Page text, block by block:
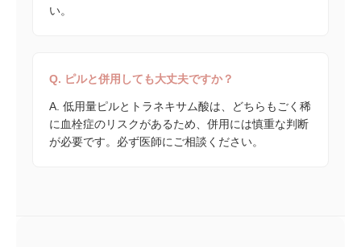
い。
Q. ピルと併用しても大丈夫ですか？
A. 低用量ピルとトラネキサム酸は、どちらもごく稀
に血栓症のリスクがあるため、併用には慎重な判断
が必要です。必ず医師にご相談ください。